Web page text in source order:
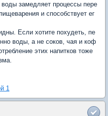
воды замедляет процессы пере
и способствует ег
Если хотите похудеть, пе
воды, а не соков, чая и коф
этих напитков тоже
1